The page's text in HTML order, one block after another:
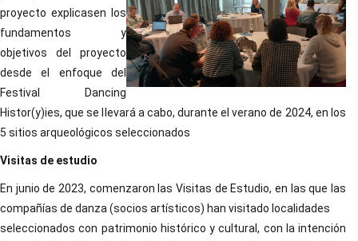
proyecto explicasen los
fundamentos y
objetivos del proyecto
desde el enfoque del
Festival Dancing
Histor(y)ies, que se llevará a cabo, durante el verano de 2024, en los
5 sitios arqueológicos seleccionados
Visitas de estudio
En junio de 2023, comenzaron las Visitas de Estudio, en las que las
compañías de danza (socios artísticos) han visitado localidades
seleccionados con patrimonio histórico y cultural, con la intención